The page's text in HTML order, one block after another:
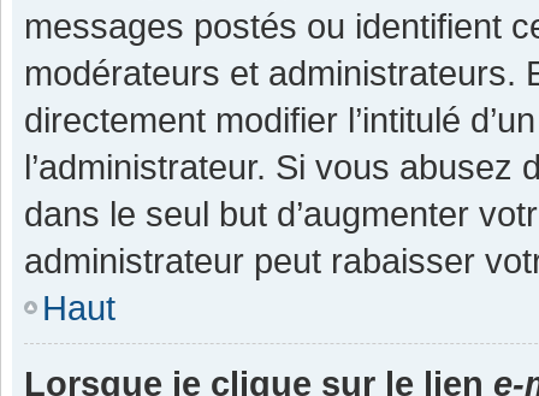
messages postés ou identifient
modérateurs et administrateurs.
directement modifier l’intitulé
l’administrateur. Si vous
dans le seul but d’augmenter
administrateur peut rabaisser
Haut
Lorsque je clique sur le lien e-